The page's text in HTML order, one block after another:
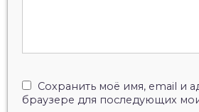
Сохранить моё имя, email и
браузере для последующих